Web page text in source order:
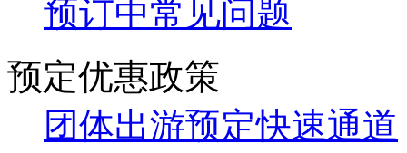
预订中常见问题
预定优惠政策
团体出游预定快速通道